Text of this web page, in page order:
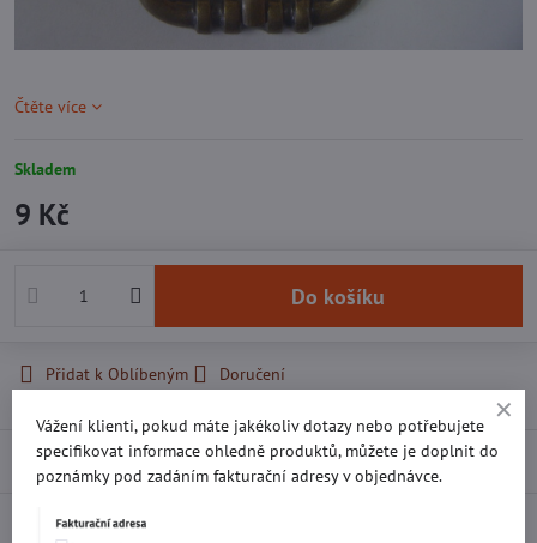
Čtěte více
Skladem
9 Kč
Do košíku
Přidat k Oblíbeným Doručení
Popis
Recenze 0
Vážení klienti, pokud máte jakékoliv dotazy nebo potřebujete
specifikovat informace ohledně produktů, můžete je doplnit do
poznámky pod zadáním fakturační adresy v objednávce.